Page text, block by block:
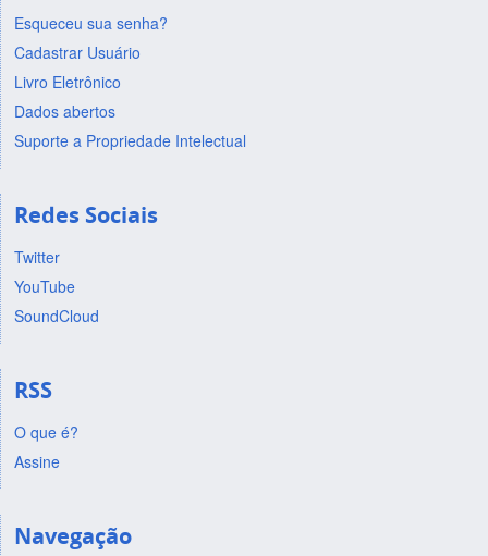
Esqueceu sua senha?
Cadastrar Usuário
Livro Eletrônico
Dados abertos
Suporte a Propriedade Intelectual
Redes Sociais
Twitter
YouTube
SoundCloud
RSS
O que é?
Assine
Navegação